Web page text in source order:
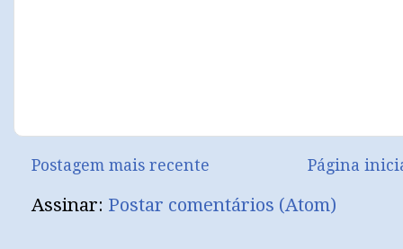
Postagem mais recente Página
Assinar: Postar comentários (Atom)